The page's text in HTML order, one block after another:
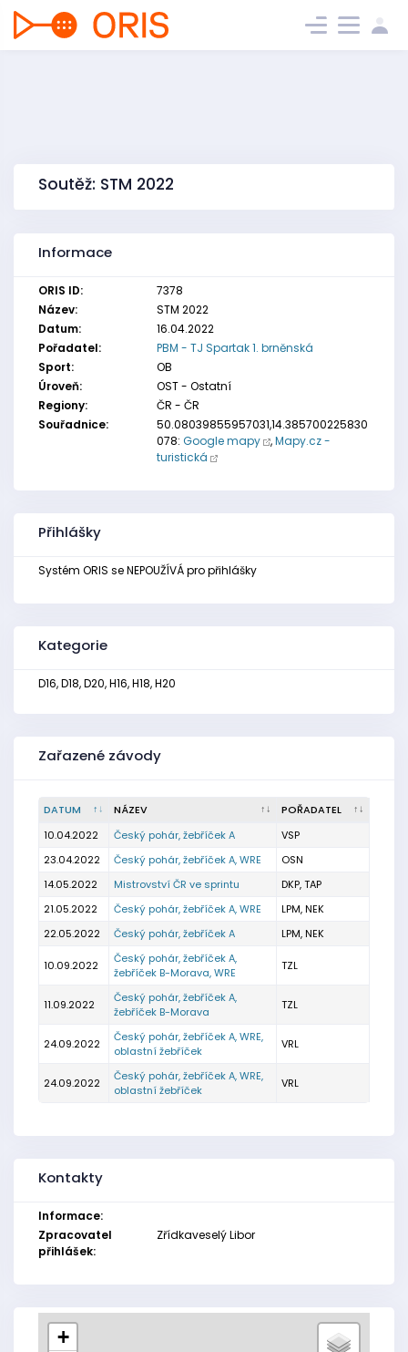
Soutěž: STM 2022
Informace
ORIS ID:
7378
Název:
STM 2022
Datum:
16.04.2022
Pořadatel:
PBM - TJ Spartak 1. brněnská
Sport:
OB
Úroveň:
OST - Ostatní
Regiony:
ČR - ČR
Souřadnice:
50.08039855957031,14.385700225830
078: Google mapy ,Mapy.cz -
turistická
Přihlášky
Systém ORIS se NEPOUŽÍVÁ pro přihlášky
Kategorie
D16, D18, D20, H16, H18, H20
Zařazené závody
DATUM NÁZEV
POŘADATEL
10.04.2022
Český pohár, žebříček A
VSP
23.04.2022
Český pohár, žebříček A, WRE
OSN
14.05.2022
Mistrovství ČR ve sprintu
DKP, TAP
21.05.2022
Český pohár, žebříček A, WRE
LPM, NEK
22.05.2022
Český pohár, žebříček A LPM, NEK
10.09.2022
Český pohár, žebříček A,
žebříček B-Morava, WRE
TZL
11.09.2022
Český pohár, žebříček A,
žebříček B-Morava
TZL
24.09.2022
Český pohár, žebříček A, WRE,
oblastní žebříček
VRL
24.09.2022
Český pohár, žebříček A, WRE,
oblastní žebříček
VRL
Kontakty
Informace:
Zpracovatel
přihlášek:
Zřídkaveselý Libor
+